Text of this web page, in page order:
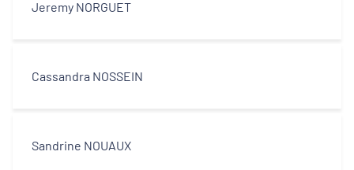
Jeremy NORGUET
Cassandra NOSSEIN
Sandrine NOUAUX